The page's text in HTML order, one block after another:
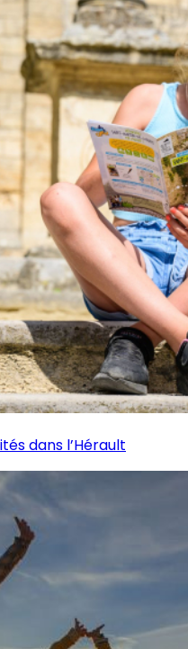
dans l’Hérault